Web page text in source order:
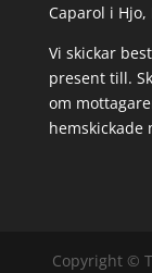
Caparol i
Vi skickar
present till.
om
hemskickade
Copyright ©